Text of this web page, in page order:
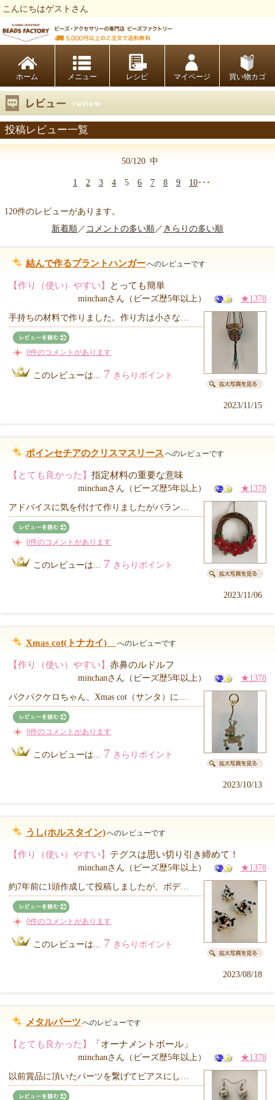
こんにちはゲストさん
ホーム レシピ マイページ 買い物カゴ
投稿レビュー一覧
50/120 中
1 2 3 4 5 6 7 8 9 10･･･
120件のレビューがあります。
新着順／ コメントの多い順／ きらりの多い順
結んで作るプラントハンガーへのレビューです
【作り（使い）やすい】 とっても簡単
minchanさん（ビーズ歴5年以上） ★1378
手持ちの材料で作りました。作り方は小さな…
0件のコメントがあります
このレビューは... 7 きらりポイント
2023/11/15
ポインセチアのクリスマスリース へのレビューです
【とても良かった】 指定材料の重要な意味
minchanさん（ビーズ歴5年以上） ★1378
アドバイスに気を付けて作りましたがバラン…
0件のコメントがあります
このレビューは... 7 きらりポイント
2023/11/06
Xmas cot(トナカイ) へのレビューです
【作り（使い）やすい】 赤鼻のルドルフ
minchanさん（ビーズ歴5年以上） ★1378
パクパクケロちゃん、Xmas cot（サンタ）に…
0件のコメントがあります
このレビューは... 7 きらりポイント
2023/10/13
うし(ホルスタイン)へのレビューです
【作り（使い）やすい】 テグスは思い切り引き締めて！
minchanさん（ビーズ歴5年以上） ★1378
約7年前に1頭作成して投稿しましたが、ボデ…
0件のコメントがあります
このレビューは... 7 きらりポイント
2023/08/18
メタルパーツ へのレビューです
【とても良かった】 「オーナメントボール」
minchanさん（ビーズ歴5年以上） ★1378
以前賞品に頂いたパーツを繋げてピアスにし…